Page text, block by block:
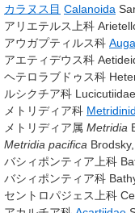
カラヌス目 Calanoida
アリエテルス上科
アウガプティルス科
アエティデウス科
ヘテロラブドゥス科
ルシクチア科 Lucicutiidae
メトリディア科
メトリディア属 Metridia
Metridia pacifica
バシィポンティア上科
バシィポンティア科
セントロパジェス上科